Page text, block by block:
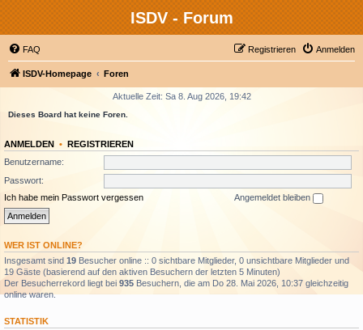
ISDV - Forum
FAQ Anmelden
Registrieren
ISDV-Homepage Foren
Aktuelle Zeit: Sa 8. Aug 2026, 19:42
Dieses Board hat keine Foren.
ANMELDEN • REGISTRIEREN
Benutzername:
Passwort:
Ich habe mein Passwort vergessen
Angemeldet bleiben
WER IST ONLINE?
Insgesamt sind 19 Besucher online :: 0 sichtbare Mitglieder, 0 unsichtbare Mitglieder und
19 Gäste (basierend auf den aktiven Besuchern der letzten 5 Minuten)
Der Besucherrekord liegt bei 935 Besuchern, die am Do 28. Mai 2026, 10:37 gleichzeitig
online waren.
STATISTIK